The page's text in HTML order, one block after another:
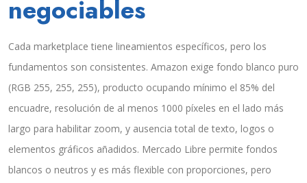
negociables
Cada marketplace tiene lineamientos específicos, pero los
fundamentos son consistentes. Amazon exige fondo blanco puro
(RGB 255, 255, 255), producto ocupando mínimo el 85% del
encuadre, resolución de al menos 1000 píxeles en el lado más
largo para habilitar zoom, y ausencia total de texto, logos o
elementos gráficos añadidos. Mercado Libre permite fondos
blancos o neutros y es más flexible con proporciones, pero